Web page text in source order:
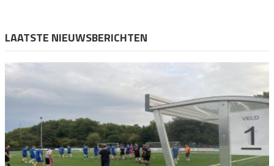
LAATSTE NIEUWSBERICHTEN